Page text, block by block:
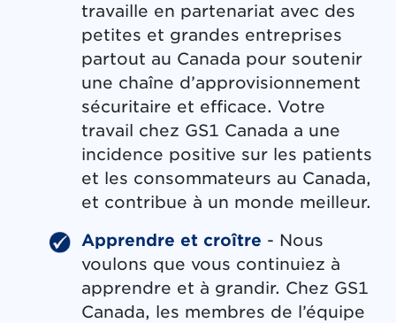
travaille en partenariat avec des
petites et grandes entreprises
partout au Canada pour soutenir
une chaîne d’approvisionnement
sécuritaire et efficace. Votre
travail chez GS1 Canada a une
incidence positive sur les patients
et les consommateurs au Canada,
et contribue à un monde meilleur.
Apprendre et croître - Nous
voulons que vous continuiez à
apprendre et à grandir. Chez GS1
Canada, les membres de l’équipe